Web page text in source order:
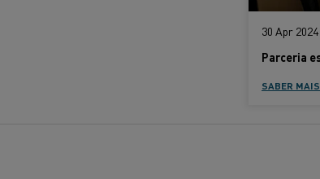
30 Apr 2024
SABER MAIS